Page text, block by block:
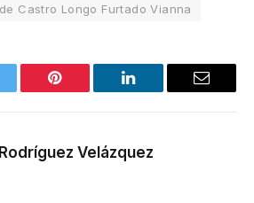
Castro Longo Furtado Vianna
Pinterest LinkedIn Email
Velázquez